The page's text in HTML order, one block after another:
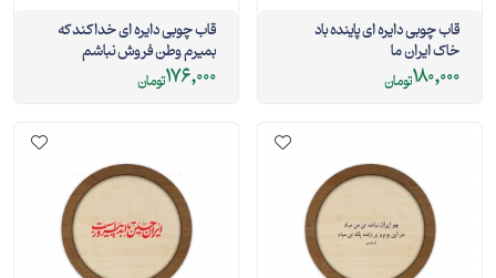
قاب چوبی دایره ای پاینده باد
خاک ایران ما
180,000تومان
قاب چوبی دایره ای خدا کند که
بمیرم وطن فروش نباشم
176,000تومان